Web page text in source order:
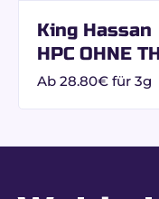
Kein
CBD-Harz
King Hassan
HPC OHNE
Ab 28.80€ für 3g